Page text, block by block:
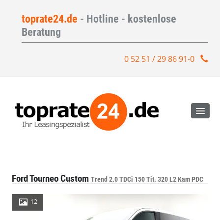
toprate24.de - Hotline - kostenlose
Beratung
0 52 51 / 29 86 91-0
Ford Tourneo Custom Trend 2.0 TDCi 150 Tit. 320 L2 Kam PDC
12